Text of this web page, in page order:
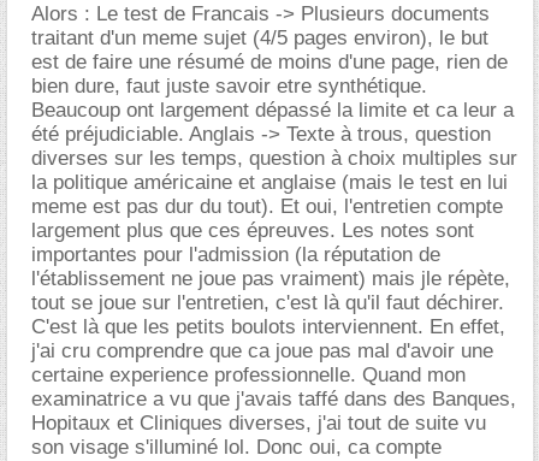
Alors : Le test de Francais -> Plusieurs documents
traitant d'un meme sujet (4/5 pages environ), le but
est de faire une résumé de moins d'une page, rien de
bien dure, faut juste savoir etre synthétique.
Beaucoup ont largement dépassé la limite et ca leur a
été préjudiciable. Anglais -> Texte à trous, question
diverses sur les temps, question à choix multiples sur
la politique américaine et anglaise (mais le test en lui
meme est pas dur du tout). Et oui, l'entretien compte
largement plus que ces épreuves. Les notes sont
importantes pour l'admission (la réputation de
l'établissement ne joue pas vraiment) mais jle répète,
tout se joue sur l'entretien, c'est là qu'il faut déchirer.
C'est là que les petits boulots interviennent. En effet,
j'ai cru comprendre que ca joue pas mal d'avoir une
certaine experience professionnelle. Quand mon
examinatrice a vu que j'avais taffé dans des Banques,
Hopitaux et Cliniques diverses, j'ai tout de suite vu
son visage s'illuminé lol. Donc oui, ca compte